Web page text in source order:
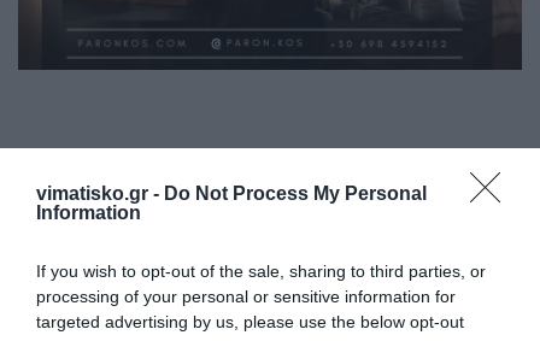
vimatisko.gr - Do Not Process My Personal
Information
If you wish to opt-out of the sale, sharing to third parties, or
processing of your personal or sensitive information for
targeted advertising by us, please use the below opt-out
Η ανωνυμία είναι το καλύτερο κρησφύγετο δειλίας και
χυδαιότητας!